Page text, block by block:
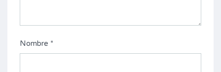
Nombre *